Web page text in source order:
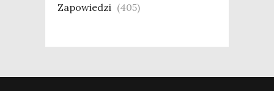
Zapowiedzi (405)